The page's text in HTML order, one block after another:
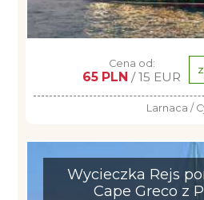
Cena od:
65 PLN / 15 EUR
Larnaca /
Wycieczka Rejs
Cape Greco z